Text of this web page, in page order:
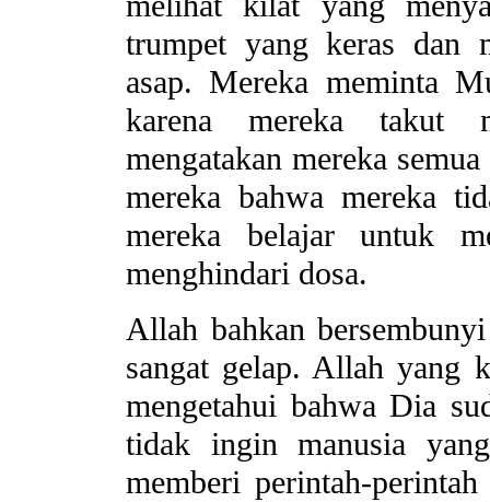
trumpet yang keras dan
asap. Mereka meminta
karena mereka takut
mengatakan mereka
mereka bahwa mereka
mereka belajar untuk
menghindari dosa.
Allah bahkan
sangat gelap. Allah yang
mengetahui bahwa Dia
tidak ingin manusia
memberi perintah-